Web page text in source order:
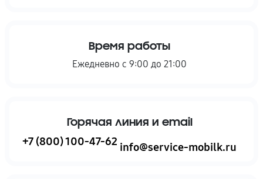
Время работы
Ежедневно с 9:00 до 21:00
Горячая линия и email
+7 (800) 100-47-62 info@service-mobilk.ru